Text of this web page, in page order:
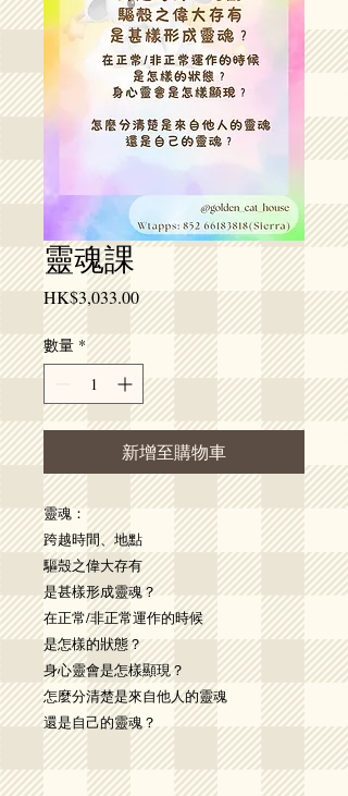
靈魂課
HK$3,033.00價
格
數量 *
新增至購物車
靈魂：
跨越時間、地點
驅殼之偉大存有
是甚樣形成靈魂？
在正常/非正常運作的時候
是怎樣的狀態？
身心靈會是怎樣顯現？
怎麼分清楚是來自他人的靈魂
還是自己的靈魂？